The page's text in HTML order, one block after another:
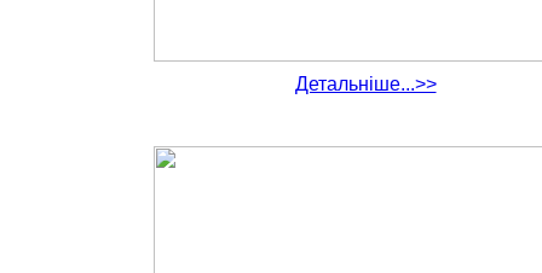
Детальніше...>>